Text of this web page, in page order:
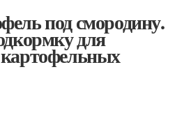
под смородину.
для